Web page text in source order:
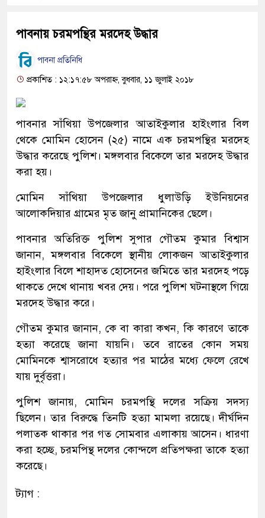
পাবনায় চরমপন্থির মরদেহ উদ্ধার
পাবনা প্রতিনিধি
প্রকাশিত : ১২:১৭:৫৮ অপরাহ্ন, বুধবার, ১১ জুলাই ২০১৮
পাবনার সাঁথিয়া উপজেলার আতাইকুলার হাইংলার বিল
থেকে মোমিন হোসেন (২৫) নামে এক চরমপন্থির মরদেহ
উদ্ধার করেছে পুলিশ। মঙ্গলবার বিকেলে তার মরদেহ উদ্ধার
করা হয়।
মোমিন সাঁথিয়া উপজেলার ধুলাউড়ি ইউনিয়নের
আলোকদিয়ার গ্রামের মৃত জানু প্রামানিকের ছেলে।
পাবনার অতিরিক্ত পুলিশ সুপার গৌতম কুমার বিশ্বাস
জানান, মঙ্গলবার বিকেলে স্থানীয় লোকজন আতাইকুলার
হাইংলার বিলে শাহাদত হোসেনের জমিতে তার মরদেহ পড়ে
থাকতে দেখে থানায় খবর দেয়। পরে পুলিশ ঘটনাস্থলে গিয়ে
মরদেহ উদ্ধার করে।
গৌতম কুমার জানান, কে বা কারা কখন, কি কারণে তাকে
হত্যা করেছে জানা যায়নি। তবে রাতের কোন সময়
মোমিনকে শ্বাসরোধে হত্যার পর মাঠের মধ্যে ফেলে রেখে
যায় দুর্বৃত্তরা।
পুলিশ জানায়, মোমিন চরমপন্থি দলের সক্রিয় সদস্য
ছিলেন। তার বিরুদ্ধে তিনটি হত্যা মামলা রয়েছে। দীর্ঘদিন
পলাতক থাকার পর গত সোমবার এলাকায় আসেন। ধারণা
করা হচ্ছে, চরমপিন্থ দলের কোন্দলে প্রতিপক্ষরা তাকে হত্যা
করেছে।
ট্যাগ :